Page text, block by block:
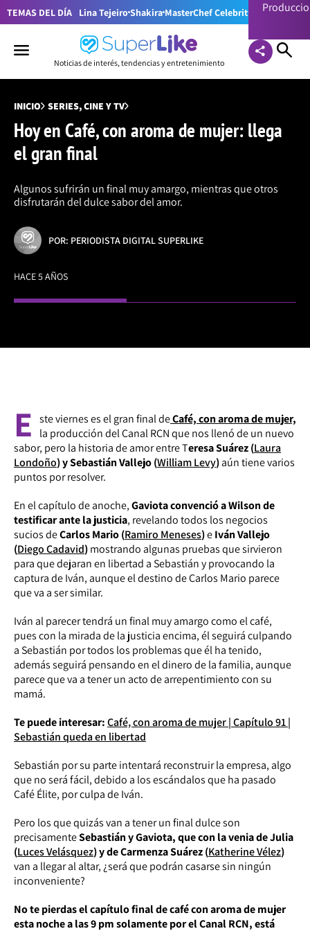
TEMAS DEL DÍA Lina TejeiroShakira MasterChef Celebrity Colombia
Noticias de interés, tendencias y entretenimiento
INICIO SERIES, CINE Y TV
Hoy en Café, con aroma de mujer: llega
el gran final
Algunos sufrirán un final muy amargo, mientras que otros
disfrutarán del dulce sabor del amor.
POR: PERIODISTA DIGITAL SUPERLIKE
HACE 5 AÑOS
E ste viernes es el gran final deCafé, con aroma de mujer,
la producción del Canal RCN que nos llenó de un nuevo
sabor, pero la historia de amor entre Teresa Suárez (Laura
Londoño) y Sebastián Vallejo (William Levy)aún tiene varios
puntos por resolver.
En el capítulo de anoche,Gaviota convenció a Wilson de
testificar ante la justicia, revelando todos los negocios
sucios deCarlos Mario (Ramiro Meneses)eIván Vallejo
(Diego Cadavid)mostrando algunas pruebas que sirvieron
para que dejaran en libertad a Sebastián y provocando la
captura de Iván, aunque el destino de Carlos Mario parece
que va a ser similar.
Iván al parecer tendrá un final muy amargo como el café,
pues con la mirada de la justicia encima, él seguirá culpando
a Sebastián por todos los problemas que él ha tenido,
además seguirá pensando en el dinero de la familia, aunque
parece que va a tener un acto de arrepentimiento con su
mamá.
Te puede interesar:Café, con aroma de mujer | Capítulo 91 |
Sebastián queda en libertad
Sebastián por su parte intentará reconstruir la empresa, algo
que no será fácil, debido a los escándalos que ha pasado
Café Élite, por culpa de Iván.
Pero los que quizás van a tener un final dulce son
precisamenteSebastián y Gaviota, que con la venia de Julia
(Luces Velásquez) y de Carmenza Suárez (Katherine Vélez)
van a llegar al altar, ¿será que podrán casarse sin ningún
inconveniente?
No te pierdas el capítulo final de café con aroma de mujer
esta noche a las 9 pm solamente por el Canal RCN, está